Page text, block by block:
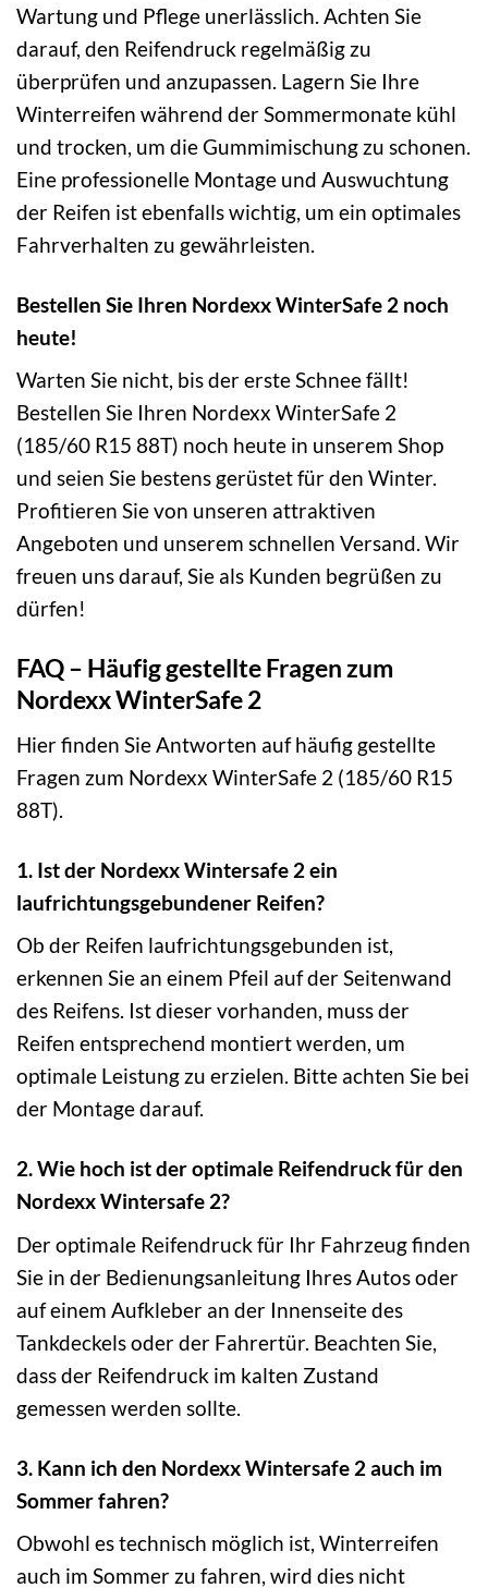
Wartung und Pflege unerlässlich. Achten Sie
darauf, den Reifendruck regelmäßig zu
überprüfen und anzupassen. Lagern Sie Ihre
Winterreifen während der Sommermonate kühl
und trocken, um die Gummimischung zu schonen.
Eine professionelle Montage und Auswuchtung
der Reifen ist ebenfalls wichtig, um ein optimales
Fahrverhalten zu gewährleisten.
Bestellen Sie Ihren Nordexx WinterSafe 2 noch
heute!
Warten Sie nicht, bis der erste Schnee fällt!
Bestellen Sie Ihren Nordexx WinterSafe 2
(185/60 R15 88T) noch heute in unserem Shop
und seien Sie bestens gerüstet für den Winter.
Profitieren Sie von unseren attraktiven
Angeboten und unserem schnellen Versand. Wir
freuen uns darauf, Sie als Kunden begrüßen zu
dürfen!
FAQ – Häufig gestellte Fragen zum
Nordexx WinterSafe 2
Hier finden Sie Antworten auf häufig gestellte
Fragen zum Nordexx WinterSafe 2 (185/60 R15
88T).
1. Ist der Nordexx Wintersafe 2 ein
laufrichtungsgebundener Reifen?
Ob der Reifen laufrichtungsgebunden ist,
erkennen Sie an einem Pfeil auf der Seitenwand
des Reifens. Ist dieser vorhanden, muss der
Reifen entsprechend montiert werden, um
optimale Leistung zu erzielen. Bitte achten Sie bei
der Montage darauf.
2. Wie hoch ist der optimale Reifendruck für den
Nordexx Wintersafe 2?
Der optimale Reifendruck für Ihr Fahrzeug finden
Sie in der Bedienungsanleitung Ihres Autos oder
auf einem Aufkleber an der Innenseite des
Tankdeckels oder der Fahrertür. Beachten Sie,
dass der Reifendruck im kalten Zustand
gemessen werden sollte.
3. Kann ich den Nordexx Wintersafe 2 auch im
Sommer fahren?
Obwohl es technisch möglich ist, Winterreifen
auch im Sommer zu fahren, wird dies nicht